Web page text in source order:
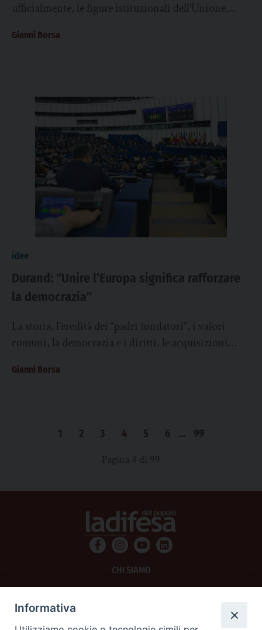
ufficialmente, le figure istituzionali dell’Unione
Ma i “dietro le quinte”...
Gianni Borsa
idee
Durand: “Unire l’Europa significa rafforzare
la democrazia”
La storia, l’eredità dei “padri fondatori”, i valori
comuni, la democrazia e i diritti, le acquisizioni
Gianni Borsa
1 2 3 4 5 6 … 99
Pagina 4 di 99
CHI SIAMO
Informativa